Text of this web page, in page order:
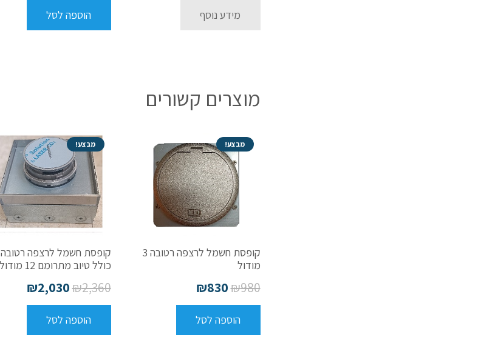
מידע נוסף הוספה לסל
מוצרים קשורים
מבצע!
קופסת חשמל לרצפה רטובה 3
מודול
₪980
₪830
הוספה לסל
מבצע!
קופסת חשמל לרצפה רטובה
כולל טיוב מתרומם 12 מודול
₪2,360
₪2,030
הוספה לסל